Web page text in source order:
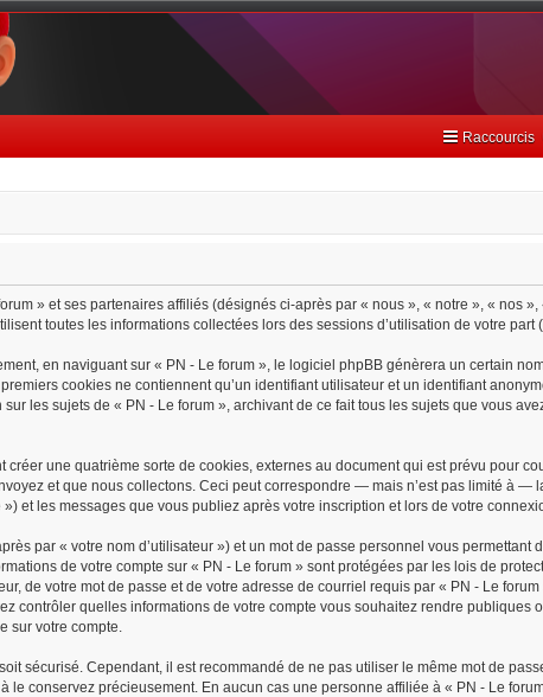
Raccourcis
» et ses partenaires affiliés (désignés ci-après par « nous », « notre », « nos
toutes les informations collectées lors des sessions d’utilisation de votre
en naviguant sur « PN - Le forum », le logiciel phpBB génèrera un certain
cookies ne contiennent qu’un identifiant utilisateur et un identifiant
les sujets de « PN - Le forum », archivant de ce fait tous les sujets que vous
une quatrième sorte de cookies, externes au document qui est prévu pour
et que nous collectons. Ceci peut correspondre — mais n’est pas limité à —
et les messages que vous publiez après votre inscription et lors de votre
par « votre nom d’utilisateur ») et un mot de passe personnel vous
de votre compte sur « PN - Le forum » sont protégées par les lois de
de votre mot de passe et de votre adresse de courriel requis par « PN - Le
contrôler quelles informations de votre compte vous souhaitez rendre publiques
sur votre compte.
sécurisé. Cependant, il est recommandé de ne pas utiliser le même mot de
le conservez précieusement. En aucun cas une personne affiliée à « PN - Le